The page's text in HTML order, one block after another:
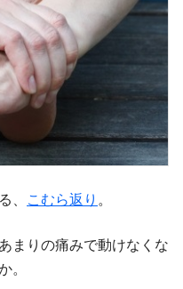
、 こむら返り 。
まりの痛みで動けなくな
。